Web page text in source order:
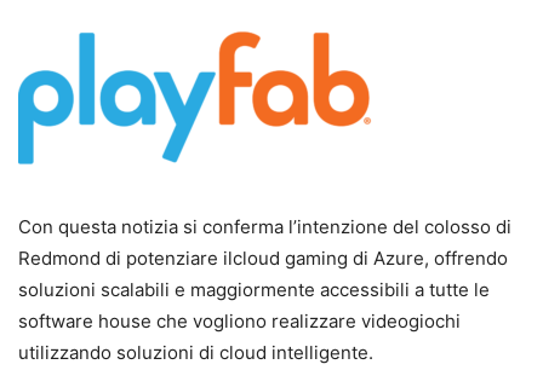
Con questa notizia si conferma l’intenzione del colosso di
Redmond di potenziare ilcloud gaming di Azure, offrendo
soluzioni scalabili e maggiormente accessibili a tutte le
software house che vogliono realizzare videogiochi
utilizzando soluzioni di cloud intelligente.